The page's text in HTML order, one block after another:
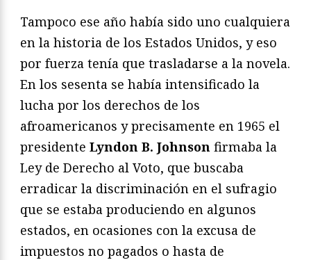
Tampoco ese año había sido uno cualquiera
en la historia de los Estados Unidos, y eso
por fuerza tenía que trasladarse a la novela.
En los sesenta se había intensificado la
lucha por los derechos de los
afroamericanos y precisamente en 1965 el
presidente Lyndon B. Johnson firmaba la
Ley de Derecho al Voto, que buscaba
erradicar la discriminación en el sufragio
que se estaba produciendo en algunos
estados, en ocasiones con la excusa de
impuestos no pagados o hasta de